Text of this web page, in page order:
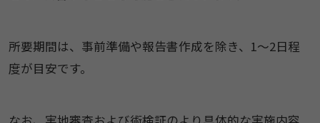
所要期間は、事前準備や報告書作成を除き、1〜2日程
度が目安です。